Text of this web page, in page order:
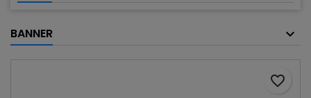
BANNER
favorite_border